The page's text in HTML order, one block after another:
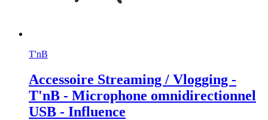
T'nB
Accessoire Streaming / Vlogging -
T'nB - Microphone omnidirectionnel
USB - Influence